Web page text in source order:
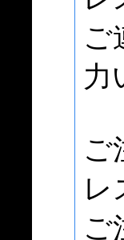
ご
力
ご
レ
ご